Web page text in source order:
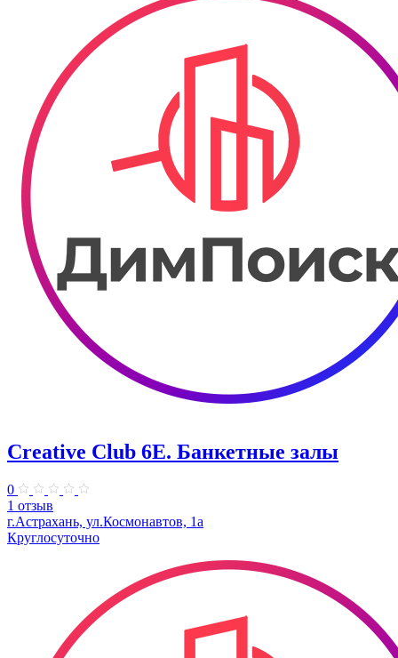
Creative Club 6E. Банкетные залы
0
1 отзыв
г.Астрахань, ул.Космонавтов, 1а
Круглосуточно